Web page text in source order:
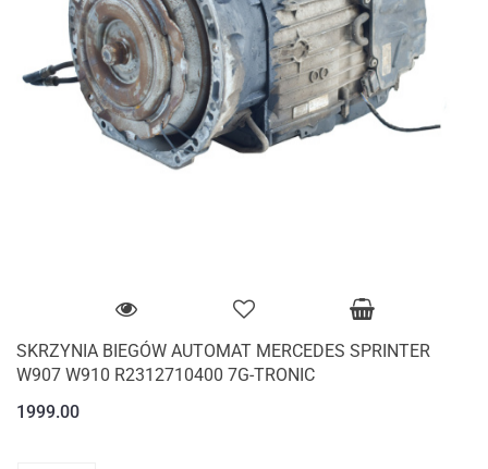
SKRZYNIA BIEGÓW AUTOMAT MERCEDES SPRINTER
W907 W910 R2312710400 7G-TRONIC
1999.00